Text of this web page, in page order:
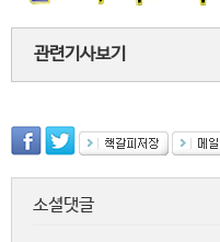
관련기사보기
소셜댓글